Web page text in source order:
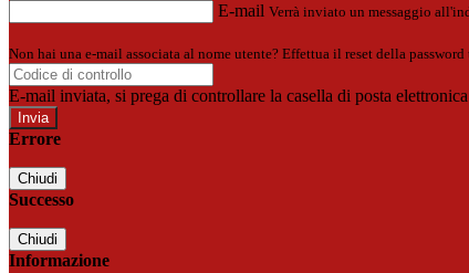
E-mail Verrà inviato un messaggio
Non hai una e-mail associata al nome utente? Effettua il reset della
E-mail inviata, si prega di controllare la casella di posta
Errore
Chiudi
Successo
Chiudi
Informazione